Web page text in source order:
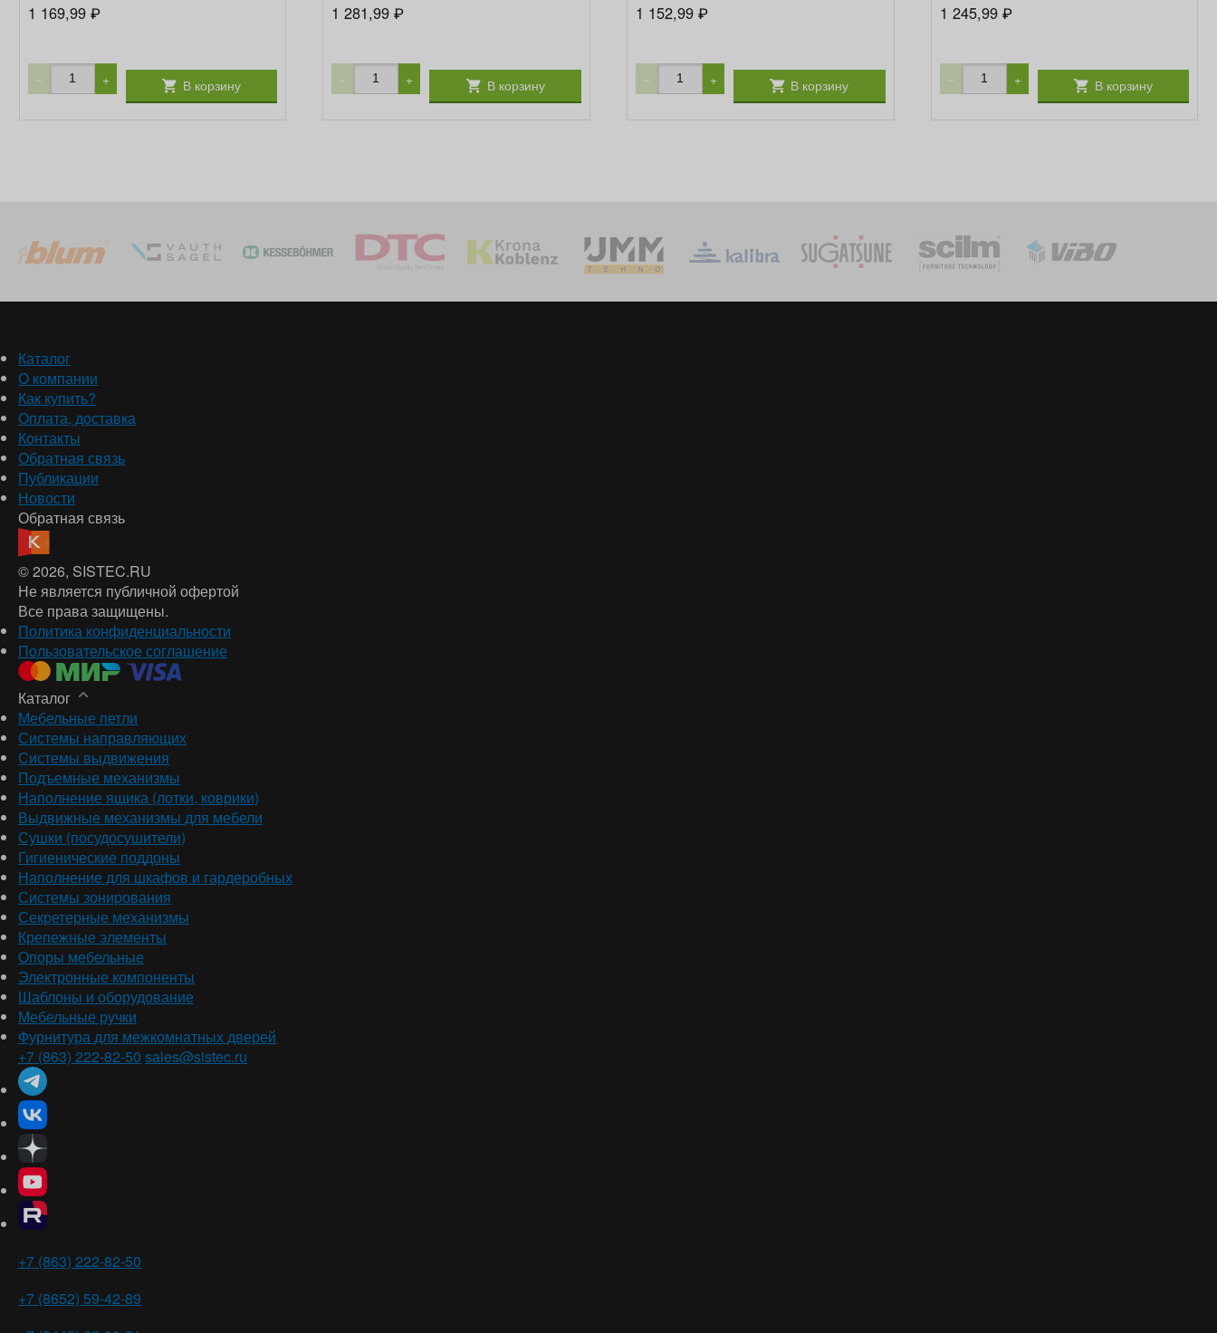
1 169,99 ₽
− + В корзину
1 281,99₽
− + В корзину
1 152,99₽
− + В корзину
1 245,99 ₽
− + В корзину
Каталог
О компании
Как купить?
Оплата, доставка
Контакты
Обратная связь
Публикации
Новости
Обратная связь
© 2026, SISTEC.RU
Не является публичной офертой
Все права защищены.
Политика конфиденциальности
Пользовательское соглашение
Каталог
Мебельные петли
Системы направляющих
Системы выдвижения
Подъемные механизмы
Наполнение ящика (лотки, коврики)
Выдвижные механизмы для мебели
Сушки (посудосушители)
Гигиенические поддоны
Наполнение для шкафов и гардеробных
Системы зонирования
Секретерные механизмы
Крепежные элементы
Опоры мебельные
Электронные компоненты
Шаблоны и оборудование
Мебельные ручки
Фурнитура для межкомнатных дверей
+7 (863) 222-82-50 sales@sistec.ru
+7 (863) 222-82-50
+7 (8652) 59-42-89